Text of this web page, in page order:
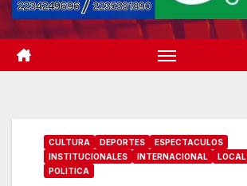
CULTURA DEPORTES
ESPECTACULOS
INSTITUCIONALES
INTERNACIONAL LOCAL
POLITICA